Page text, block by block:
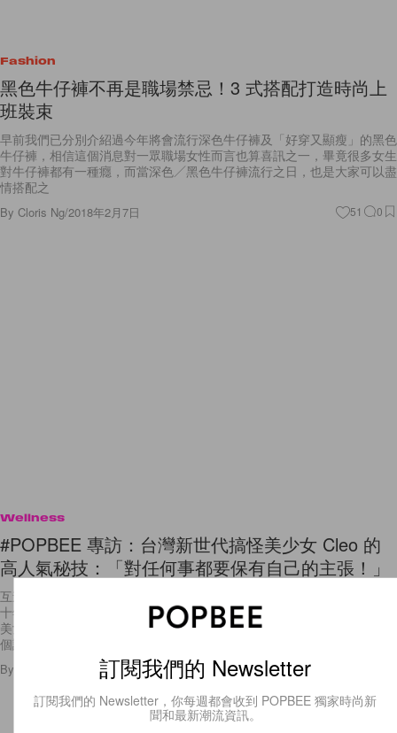
Fashion
黑色牛仔褲不再是職場禁忌！3 式搭配打造時尚上
班裝束
早前我們已分別介紹過今年將會流行深色牛仔褲及「好穿又顯瘦」的黑色
牛仔褲，相信這個消息對一眾職場女性而言也算喜訊之一，畢竟很多女生
對牛仔褲都有一種癮，而當深色／黑色牛仔褲流行之日，也是大家可以盡
情搭配之
By Cloris Ng/2018年2月7日 51 0
Wellness
#POPBEE 專訪：台灣新世代搞怪美少女 Cleo 的
高人氣秘技：「對任何事都要保有自己的主張！」
互連網時代，想爆紅很容易，但人氣如何持久？才是該學習的課題。約莫
十年前，「網美」兩個字開始成立，在當時泛指在部落格獲得廣大人氣的
美女，普遍以外貌做為先決評判標準。隨著網路使用習慣的改變，網美這
個詞，也
By 2018年2月7日
訂閱我們的 Newsletter
訂閱我們的 Newsletter，你每週都會收到 POPBEE 獨家時尚新
聞和最新潮流資訊。